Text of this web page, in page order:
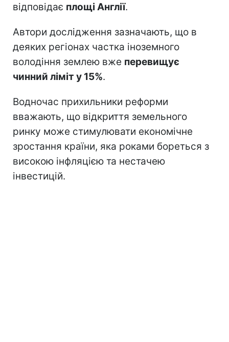
відповідає площі Англії.
Автори дослідження зазначають, що в
деяких регіонах частка іноземного
володіння землею вже перевищує
чинний ліміт у 15%.
Водночас прихильники реформи
вважають, що відкриття земельного
ринку може стимулювати економічне
зростання країни, яка роками бореться з
високою інфляцією та нестачею
інвестицій.